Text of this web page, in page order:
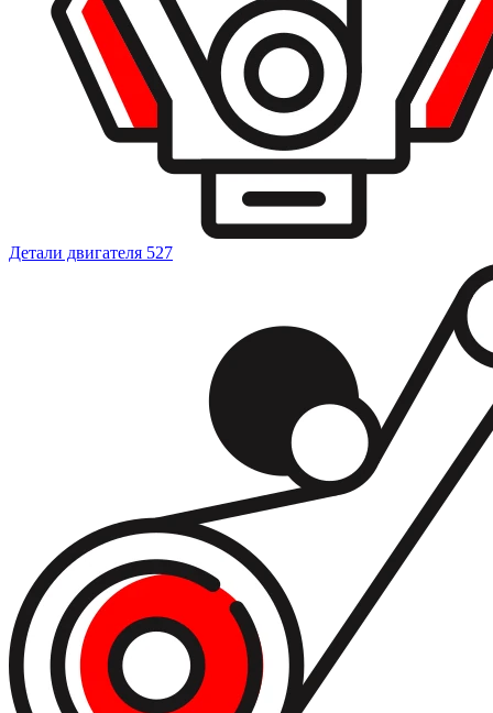
Детали двигателя 527